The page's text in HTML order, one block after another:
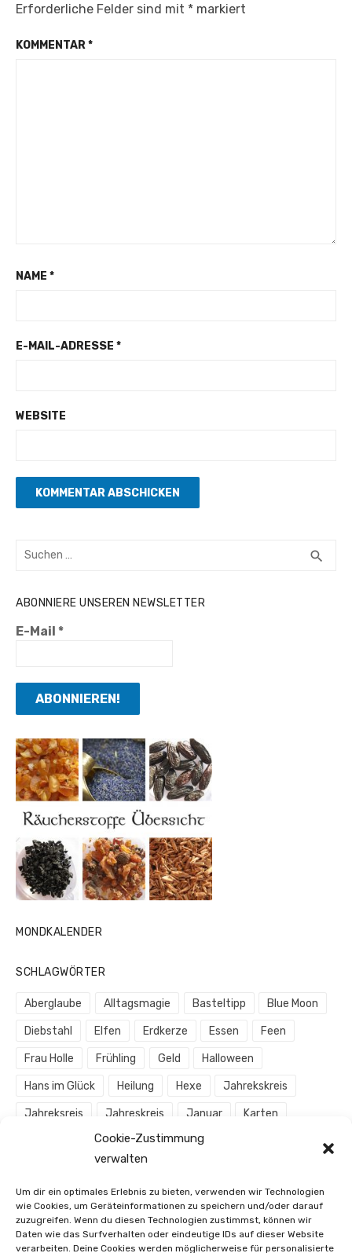
Cookie-Zustimmung
verwalten
Um dir ein optimales Erlebnis zu bieten, verwenden wir Technologien
wie Cookies, um Geräteinformationen zu speichern und/oder darauf
zuzugreifen. Wenn du diesen Technologien zustimmst, können wir
Daten wie das Surfverhalten oder eindeutige IDs auf dieser Website
verarbeiten. Deine Cookies werden möglicherweise für personalisierte
Erforderliche Felder sind mit * markiert
KOMMENTAR*
NAME *
E-MAIL-ADRESSE *
WEBSITE
Suchen
search
ABONNIERE UNSEREN NEWSLETTER
E-Mail *
MONDKALENDER
SCHLAGWÖRTER
Aberglaube Alltagsmagie Basteltipp Blue Moon
Diebstahl Elfen Erdkerze Essen Feen
Frau Holle Frühling Geld Halloween
Hans im Glück Heilung Hexe Jahrekskreis
Jahreksreis Jahreskreis Januar Karten
Magie Meditation
November Oktober Orakel Pfadarbeit
Prinzessin Riese Ritual Rotkäppchen